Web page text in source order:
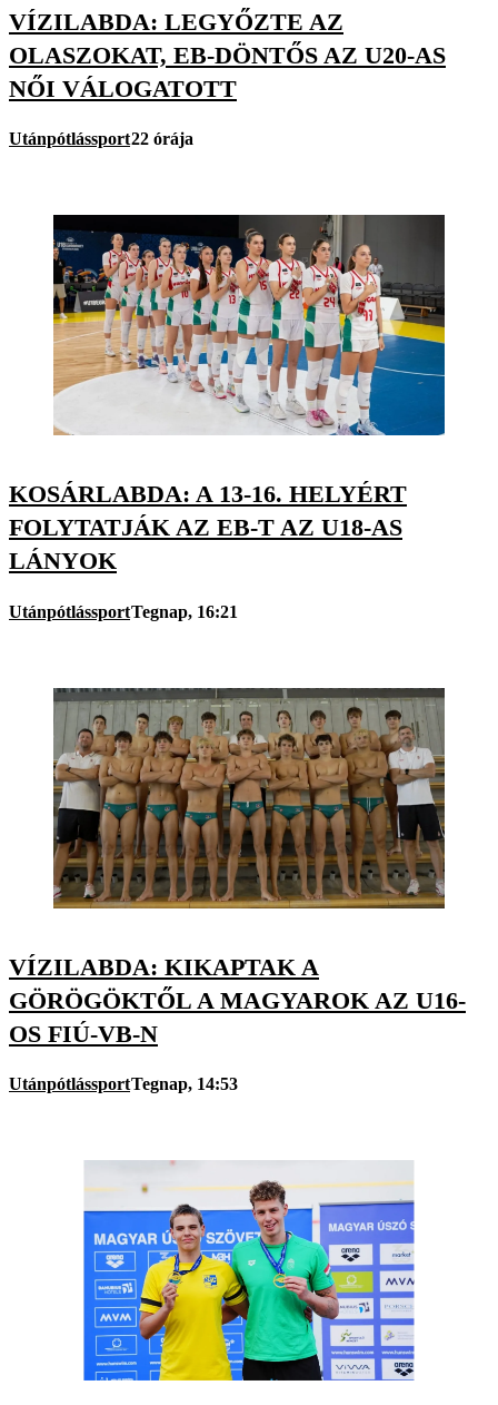
VÍZILABDA: LEGYŐZTE AZ
OLASZOKAT, EB-DÖNTŐS AZ U20-AS
NŐI VÁLOGATOTT
Utánpótlássport22 órája
KOSÁRLABDA: A 13-16. HELYÉRT
FOLYTATJÁK AZ EB-T AZ U18-AS
LÁNYOK
UtánpótlássportTegnap, 16:21
VÍZILABDA: KIKAPTAK A
GÖRÖGÖKTŐL A MAGYAROK AZ U16-
OS FIÚ-VB-N
UtánpótlássportTegnap, 14:53